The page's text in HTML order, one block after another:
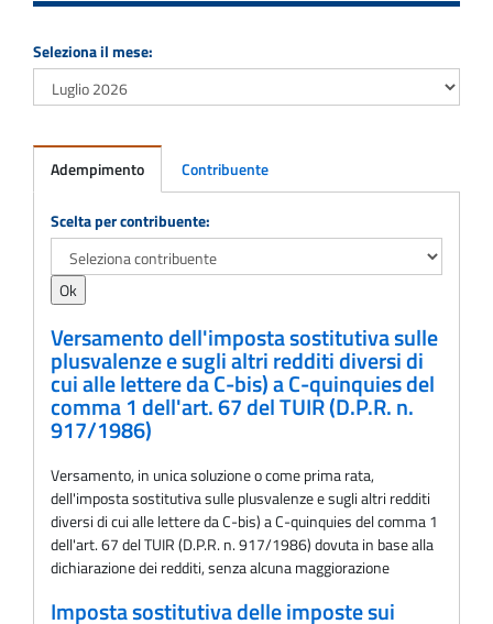
Seleziona il mese:
Adempimento Contribuente
Adempimento
Scelta per contribuente:
Versamento dell'imposta sostitutiva sulle
plusvalenze e sugli altri redditi diversi di
cui alle lettere da C-bis) a C-quinquies del
comma 1 dell'art. 67 del TUIR (D.P.R. n.
917/1986)
Versamento, in unica soluzione o come prima rata,
dell'imposta sostitutiva sulle plusvalenze e sugli altri redditi
diversi di cui alle lettere da C-bis) a C-quinquies del comma 1
dell'art. 67 del TUIR (D.P.R. n. 917/1986) dovuta in base alla
dichiarazione dei redditi, senza alcuna maggiorazione
Imposta sostitutiva delle imposte sui